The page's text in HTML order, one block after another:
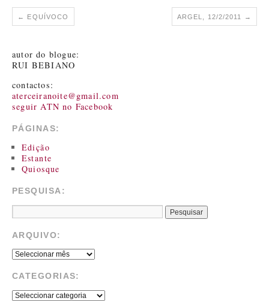
← EQUÍVOCO ARGEL, 12/2/2011 →
autor do blogue:
RUI BEBIANO
contactos:
aterceiranoite@gmail.com
seguir ATN no Facebook
PÁGINAS:
Edição
Estante
Quiosque
PESQUISA:
ARQUIVO:
CATEGORIAS: